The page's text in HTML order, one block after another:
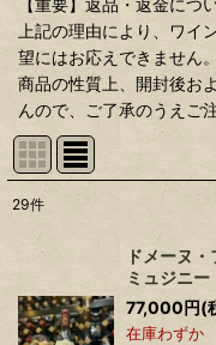
【重要】返品・返金につ
上記の理由により、ワイ
望にはお応えできません。
商品の性質上、開封後お
んので、ご了承のうえご
並び順:
29件
ドメーヌ
ミュジニ
77,000円(
在庫わずか